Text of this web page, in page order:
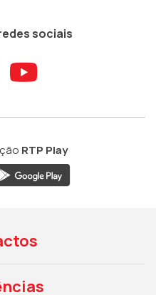
sociais
ao ao
Aceder
RTP Play